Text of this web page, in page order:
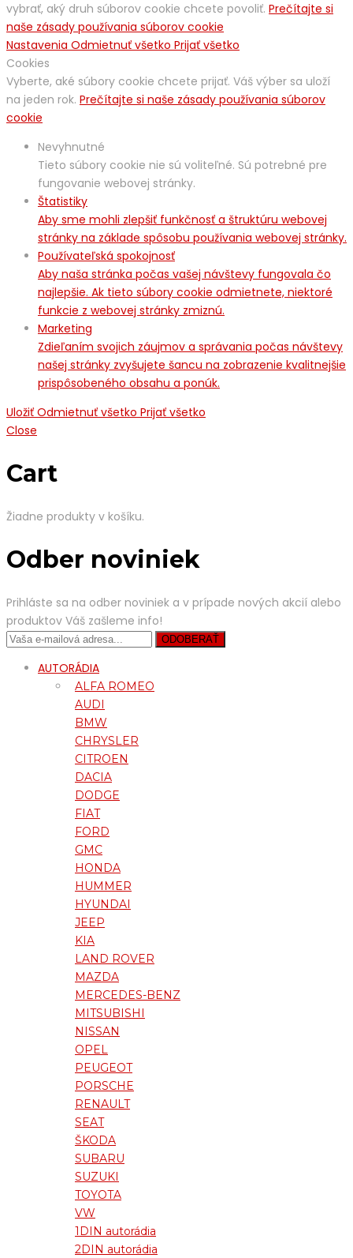
vybrať, aký druh súborov cookie chcete povoliť. Prečítajte si
naše zásady používania súborov cookie
Nastavenia Odmietnuť všetko Prijať všetko
Cookies
Vyberte, aké súbory cookie chcete prijať. Váš výber sa uloží
na jeden rok. Prečítajte si naše zásady používania súborov
cookie
Nevyhnutné
Tieto súbory cookie nie sú voliteľné. Sú potrebné pre
fungovanie webovej stránky.
Štatistiky
Aby sme mohli zlepšiť funkčnosť a štruktúru webovej
stránky na základe spôsobu používania webovej stránky.
Používateľská spokojnosť
Aby naša stránka počas vašej návštevy fungovala čo
najlepšie. Ak tieto súbory cookie odmietnete, niektoré
funkcie z webovej stránky zmiznú.
Marketing
Zdieľaním svojich záujmov a správania počas návštevy
našej stránky zvyšujete šancu na zobrazenie kvalitnejšie
prispôsobeného obsahu a ponúk.
Uložiť Odmietnuť všetko Prijať všetko
Close
Cart
Žiadne produkty v košíku.
Odber noviniek
Prihláste sa na odber noviniek a v prípade nových akcií alebo
produktov Váš zašleme info!
AUTORÁDIA
ALFA ROMEO
AUDI
BMW
CHRYSLER
CITROEN
DACIA
DODGE
FIAT
FORD
GMC
HONDA
HUMMER
HYUNDAI
JEEP
KIA
LAND ROVER
MAZDA
MERCEDES-BENZ
MITSUBISHI
NISSAN
OPEL
PEUGEOT
PORSCHE
RENAULT
SEAT
ŠKODA
SUBARU
SUZUKI
TOYOTA
VW
1DIN autorádia
2DIN autorádia